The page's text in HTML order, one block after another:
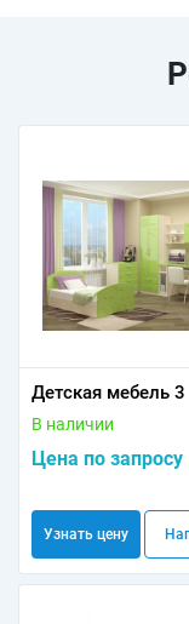
Детская мебель 3
В наличии
Цена по запросу
Узнать цену